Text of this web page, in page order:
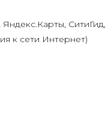
к сети Интернет)